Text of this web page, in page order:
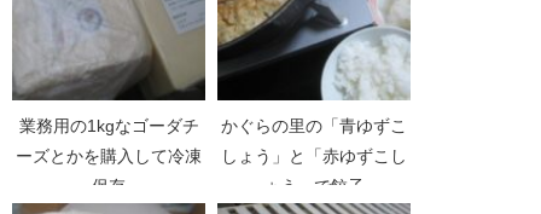
業務用の1kgなゴーダチ
ーズとかを購入して冷凍
保存
かぐらの里の「青ゆずこ
しょう」と「赤ゆずこし
ょう」で餃子